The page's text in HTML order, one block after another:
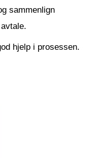
sammenlign
hjelp i prosessen.